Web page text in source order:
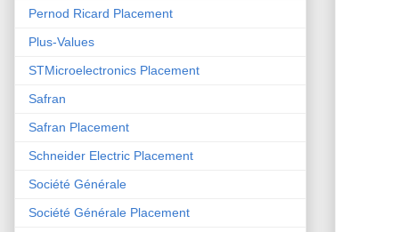
Pernod Ricard Placement
Plus-Values
STMicroelectronics Placement
Safran
Safran Placement
Schneider Electric Placement
Société Générale
Société Générale Placement